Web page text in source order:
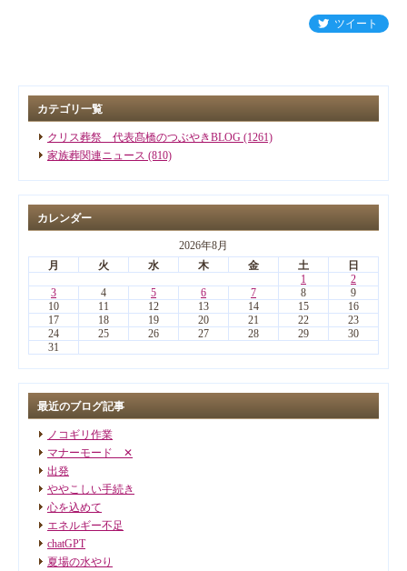
ツイート
カテゴリ一覧
クリス葬祭 代表髙橋のつぶやきBLOG (1261)
家族葬関連ニュース (810)
カレンダー
2026年8月
月
火 水 木 金 土
日
1
2
3
4 5 6 7 8
9
10
11 12 13 14 15
16
17
18 19 20 21 22
23
24
25 26 27 28 29
30
31
最近のブログ記事
ノコギリ作業
マナーモード ✕
出発
ややこしい手続き
心を込めて
エネルギー不足
chatGPT
夏場の水やり